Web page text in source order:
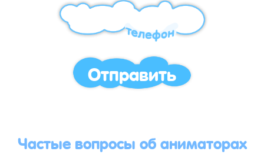
Отправить
Частые вопросы об аниматорах